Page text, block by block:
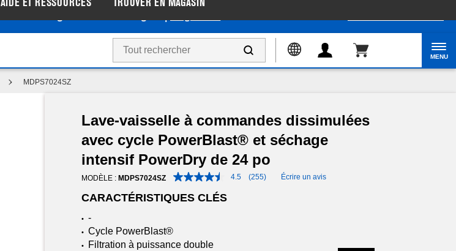
MENU
MDPS7024SZ
AIDE ET RESSOURCES TROUVER EN MAGASIN
Lave-vaisselle à commandes dissimulées
avec cycle PowerBlast® et séchage
intensif PowerDry de 24 po
MODÈLE : MDPS7024SZ 4.5 (255) Écrire un avis
CARACTÉRISTIQUES CLÉS
• -
• Cycle PowerBlast®
• Filtration à puissance double